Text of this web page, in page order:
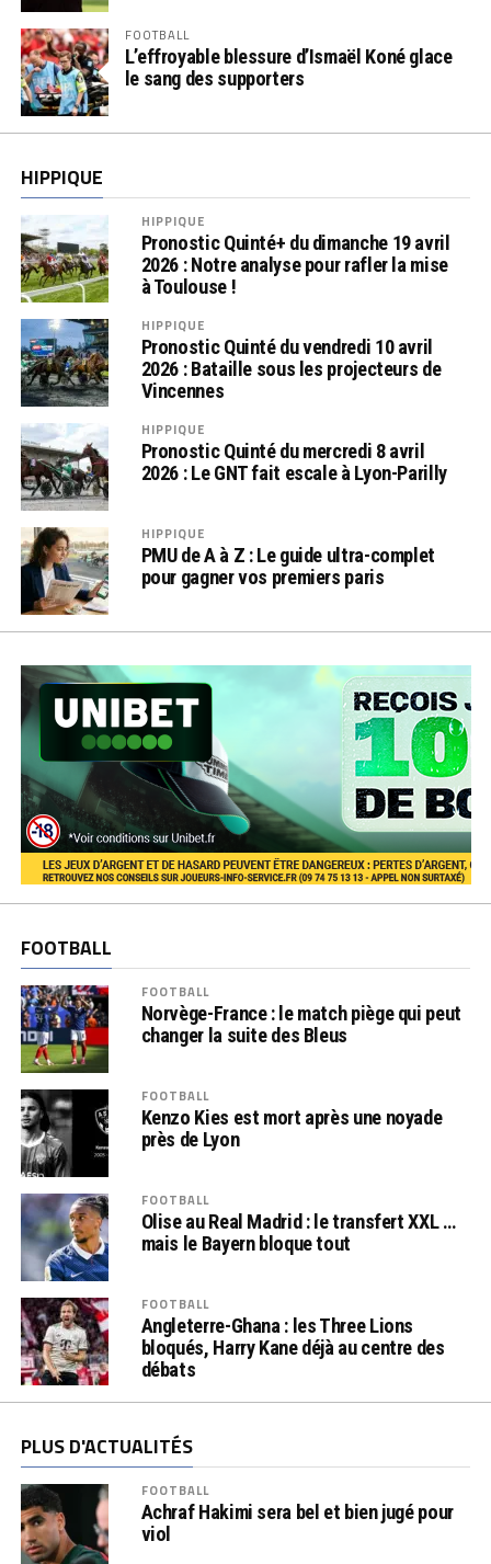
FOOTBALL
L’effroyable blessure d’Ismaël Koné glace
le sang des supporters
HIPPIQUE
HIPPIQUE
Pronostic Quinté+ du dimanche 19 avril
2026 : Notre analyse pour rafler la mise
à Toulouse !
HIPPIQUE
Pronostic Quinté du vendredi 10 avril
2026 : Bataille sous les projecteurs de
Vincennes
HIPPIQUE
Pronostic Quinté du mercredi 8 avril
2026 : Le GNT fait escale à Lyon-Parilly
HIPPIQUE
PMU de A à Z : Le guide ultra-complet
pour gagner vos premiers paris
FOOTBALL
FOOTBALL
Norvège-France : le match piège qui peut
changer la suite des Bleus
FOOTBALL
Kenzo Kies est mort après une noyade
près de Lyon
FOOTBALL
Olise au Real Madrid : le transfert XXL …
mais le Bayern bloque tout
FOOTBALL
Angleterre-Ghana : les Three Lions
bloqués, Harry Kane déjà au centre des
débats
PLUS D'ACTUALITÉS
FOOTBALL
Achraf Hakimi sera bel et bien jugé pour
viol